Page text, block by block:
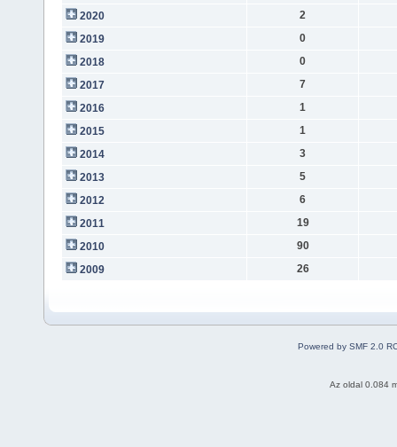
2020
2
2019
0
2018
0
2017
7
2016
1
2015
1
2014
3
2013
5
2012
6
2011
19
2010
90
2009
26
Powered by SMF 2.0
Az oldal 0.084